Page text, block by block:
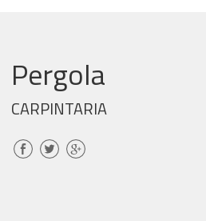
Pergola
CARPINTARIA